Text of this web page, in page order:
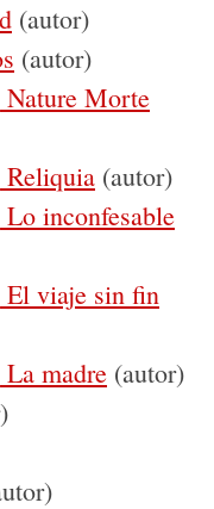
(autor)
(autor)
Nature Morte
Reliquia (autor)
inconfesable
El viaje sin fin
madre (autor)